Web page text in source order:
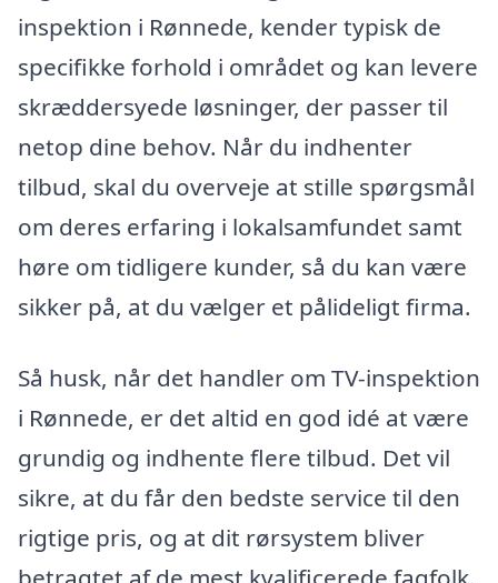
inspektion i Rønnede, kender typisk de
specifikke forhold i området og kan levere
skræddersyede løsninger, der passer til
netop dine behov. Når du indhenter
tilbud, skal du overveje at stille spørgsmål
om deres erfaring i lokalsamfundet samt
høre om tidligere kunder, så du kan være
sikker på, at du vælger et pålideligt firma.
Så husk, når det handler om TV-inspektion
i Rønnede, er det altid en god idé at være
grundig og indhente flere tilbud. Det vil
sikre, at du får den bedste service til den
rigtige pris, og at dit rørsystem bliver